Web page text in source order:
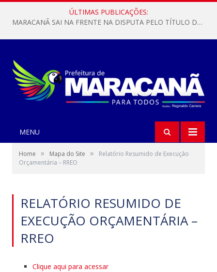
ÚLTIMAS PUBLICAÇÕES:
MARACANÃ SAI NA FRENTE NA DISPUTA PELO TÍTULO DA COPA PARÁ SUB-17!
MENU
Home » Mapa do Site »
Relatório Resumido de Execução
Orçamentária – RREO
RELATÓRIO RESUMIDO DE
EXECUÇÃO ORÇAMENTÁRIA –
RREO
Clique aqui para acessar